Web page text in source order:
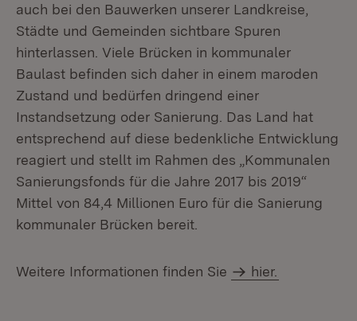
auch bei den Bauwerken unserer Landkreise,
Städte und Gemeinden sichtbare Spuren
hinterlassen. Viele Brücken in kommunaler
Baulast befinden sich daher in einem maroden
Zustand und bedürfen dringend einer
Instandsetzung oder Sanierung. Das Land hat
entsprechend auf diese bedenkliche Entwicklung
reagiert und stellt im Rahmen des „Kommunalen
Sanierungsfonds für die Jahre 2017 bis 2019“
Mittel von 84,4 Millionen Euro für die Sanierung
kommunaler Brücken bereit.
Weitere Informationen finden Sie hier.